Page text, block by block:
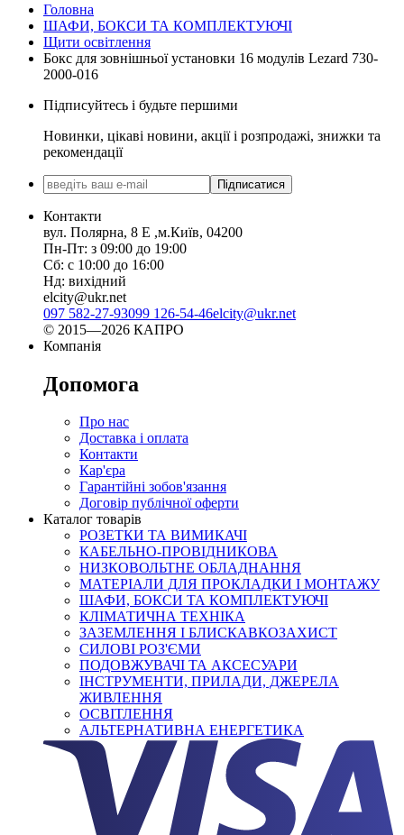
Головна
ШАФИ, БОКСИ ТА КОМПЛЕКТУЮЧІ
Щити освітлення
Бокс для зовнішньої установки 16 модулів Lezard 730-
2000-016
Підписуйтесь і будьте першими
Новинки, цікаві новини, акції і розпродажі, знижки та
рекомендації
Підписатися
Контакти
вул. Полярна, 8 Е ,м.Київ, 04200
Пн-Пт: з 09:00 до 19:00
Сб: с 10:00 до 16:00
Нд: вихідний
elcity@ukr.net
097 582-27-93099 126-54-46elcity@ukr.net
© 2015—2026 КАПРО
Компанія
Допомога
Про нас
Доставка і оплата
Контакти
Кар'єра
Гарантійні зобов'язання
Договір публічної оферти
Каталог товарів
РОЗЕТКИ ТА ВИМИКАЧІ
КАБЕЛЬНО-ПРОВІДНИКОВА
НИЗКОВОЛЬТНЕ ОБЛАДНАННЯ
МАТЕРІАЛИ ДЛЯ ПРОКЛАДКИ І МОНТАЖУ
ШАФИ, БОКСИ ТА КОМПЛЕКТУЮЧІ
КЛІМАТИЧНА ТЕХНІКА
ЗАЗЕМЛЕННЯ І БЛИСКАВКОЗАХИСТ
СИЛОВІ РОЗ'ЄМИ
ПОДОВЖУВАЧІ ТА АКСЕСУАРИ
ІНСТРУМЕНТИ, ПРИЛАДИ, ДЖЕРЕЛА
ЖИВЛЕННЯ
ОСВІТЛЕННЯ
АЛЬТЕРНАТИВНА ЕНЕРГЕТИКА